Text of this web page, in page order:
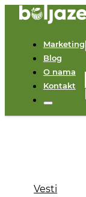
Marketing
Blog
O nama
Kontakt
Vesti